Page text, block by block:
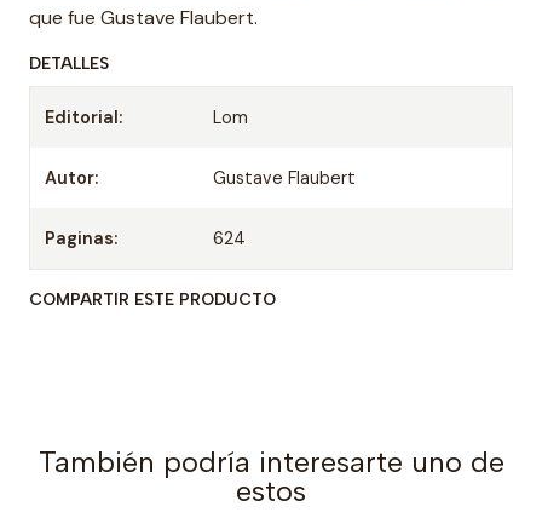
que fue Gustave Flaubert.
DETALLES
Editorial: Lom
Autor: Gustave Flaubert
Paginas: 624
COMPARTIR ESTE PRODUCTO
También podría interesarte uno de
estos